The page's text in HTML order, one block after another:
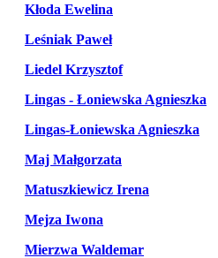
Kłoda Ewelina
Leśniak Paweł
Liedel Krzysztof
Lingas - Łoniewska Agnieszka
Lingas-Łoniewska Agnieszka
Maj Małgorzata
Matuszkiewicz Irena
Mejza Iwona
Mierzwa Waldemar